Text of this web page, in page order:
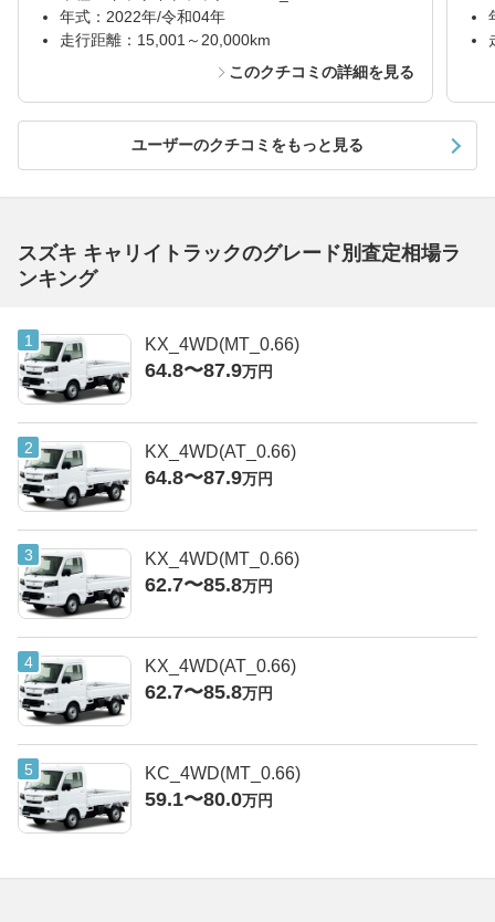
年式：2022年/令和04年
走行距離：15,001～20,000km
このクチコミの詳細を見る
ユーザーのクチコミをもっと見る
スズキ キャリイトラックのグレード別査定相場ラ
ンキング
KX_4WD(MT_0.66)
64.8〜87.9万円
KX_4WD(AT_0.66)
64.8〜87.9万円
KX_4WD(MT_0.66)
62.7〜85.8万円
KX_4WD(AT_0.66)
62.7〜85.8万円
KC_4WD(MT_0.66)
59.1〜80.0万円